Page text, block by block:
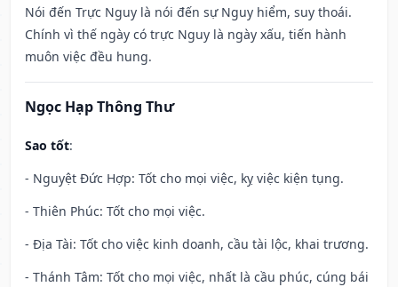
Nói đến Trực Nguy là nói đến sự Nguy hiểm, suy thoái.
Chính vì thế ngày có trực Nguy là ngày xấu, tiến hành
muôn việc đều hung.
Ngọc Hạp Thông Thư
Sao tốt:
- Nguyệt Đức Hợp: Tốt cho mọi việc, kỵ việc kiện tụng.
- Thiên Phúc: Tốt cho mọi việc.
- Địa Tài: Tốt cho việc kinh doanh, cầu tài lộc, khai trương.
- Thánh Tâm: Tốt cho mọi việc, nhất là cầu phúc, cúng bái